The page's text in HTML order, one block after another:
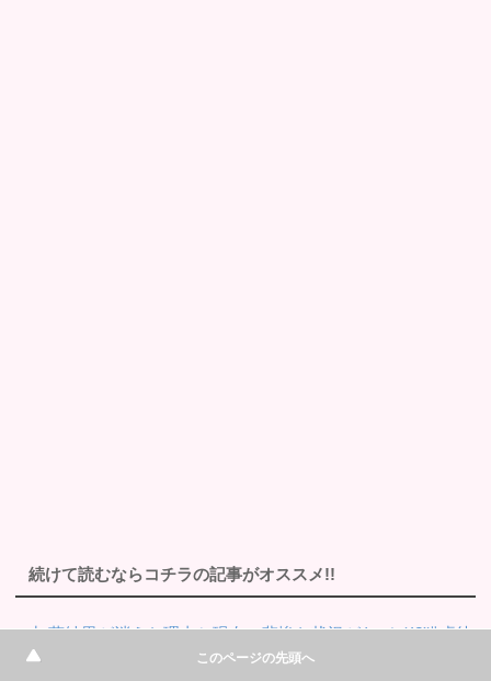
続けて読むならコチラの記事がオススメ!!
・加藤紗里が消えた理由と現在の悲惨な状況がヤバイ!?猫虐待
疑惑の衝撃の真相とは!?
このページの先頭へ